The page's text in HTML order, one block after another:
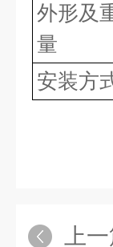
外形及
量
安装方
上